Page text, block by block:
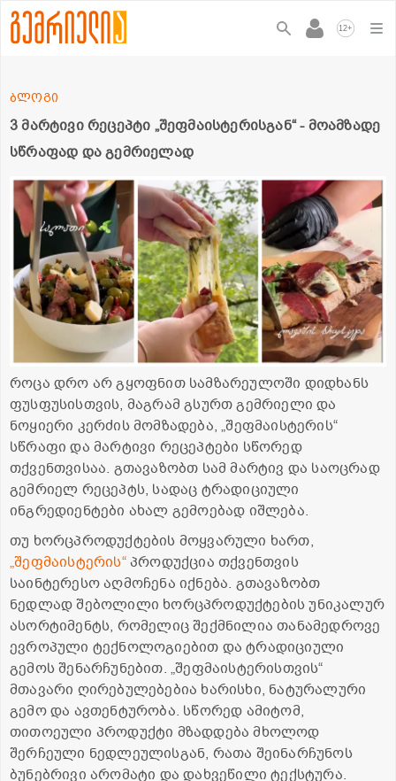
12+
3 მარტივი რეცეპტი „შეფმაისტერისგან“ - მოამზადე
სწრაფად და გემრიელად
ბლოგი
როცა დრო არ გყოფნით სამზარეულოში დიდხანს
ფუსფუსისთვის, მაგრამ გსურთ გემრიელი და
ნოყიერი კერძის მომზადება, „შეფმაისტერის“
სწრაფი და მარტივი რეცეპტები სწორედ
თქვენთვისაა. გთავაზობთ სამ მარტივ და საოცრად
გემრიელ რეცეპტს, სადაც ტრადიციული
ინგრედიენტები ახალ გემოებად იშლება.
თუ ხორცპროდუქტების მოყვარული ხართ,
„შეფმაისტერის“პროდუქცია თქვენთვის
საინტერესო აღმოჩენა იქნება. გთავაზობთ
ნედლად შებოლილი ხორცპროდუქტების უნიკალურ
ასორტიმენტს, რომელიც შექმნილია თანამედროვე
ევროპული ტექნოლოგიებით და ტრადიციული
გემოს შენარჩუნებით. „შეფმაისტერისთვის“
მთავარი ღირებულებებია ხარისხი, ნატურალური
გემო და ავთენტურობა. სწორედ ამიტომ,
თითოეული პროდუქტი მზადდება მხოლოდ
შერჩეული ნედლეულისგან, რათა შეინარჩუნოს
ბუნებრივი არომატი და დახვეწილი ტექსტურა.